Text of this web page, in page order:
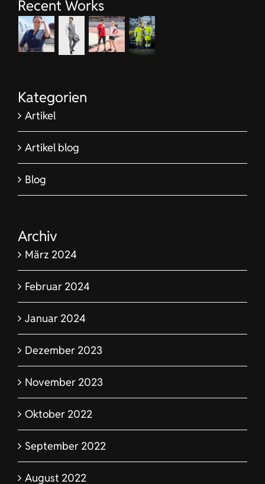
Artikel
Artikel blog
Blog
März 2024
Februar 2024
Januar 2024
Dezember 2023
November 2023
Oktober 2022
September 2022
August 2022